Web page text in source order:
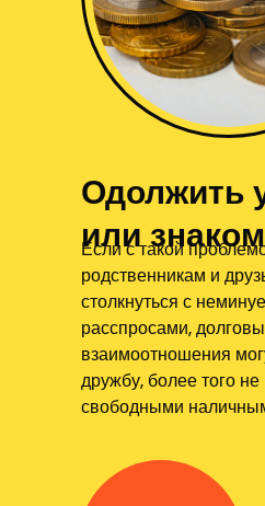
Если с такой
родственникам и
столкнуться с
расспросами,
взаимоотношения
дружбу, более того
свободными
Одолжить
или